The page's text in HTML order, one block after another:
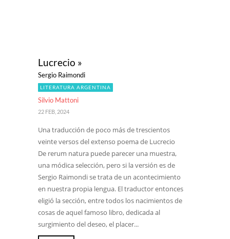
Lucrecio »
Sergio Raimondi
LITERATURA ARGENTINA
Silvio Mattoni
22 FEB, 2024
Una traducción de poco más de trescientos
veinte versos del extenso poema de Lucrecio
De rerum natura puede parecer una muestra,
una módica selección, pero si la versión es de
Sergio Raimondi se trata de un acontecimiento
en nuestra propia lengua. El traductor entonces
eligió la sección, entre todos los nacimientos de
cosas de aquel famoso libro, dedicada al
surgimiento del deseo, el placer...